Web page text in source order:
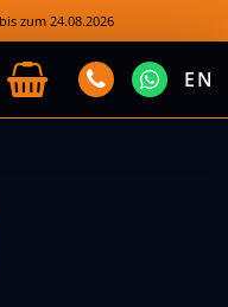
zum 24.08.2026
EN